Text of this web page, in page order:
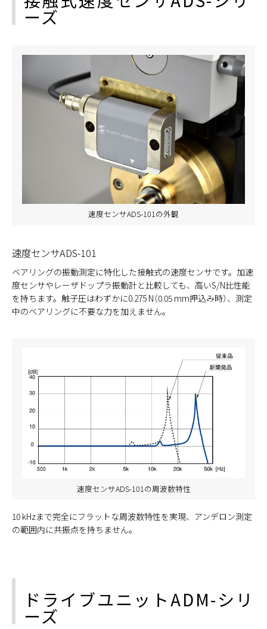
ーズ
速度センサADS-101の外観
速度センサADS-101
ベアリングの振動測定に特化した接触式の速度センサです。加速
度センサやレーザドップラ振動計と比較しても、高いS/N比性能
を持ちます。触子圧はわずかに0.275 N（0.05 mm押込み時）、測定
中のベアリングに不要な力を加えません。
速度センサADS-101の周波数特性
10 kHzまで完全にフラットな周波数特性を実現、アンデロン測定
の範囲内に共振点を持ちません。
ドライブユニットADM-シリ
ーズ